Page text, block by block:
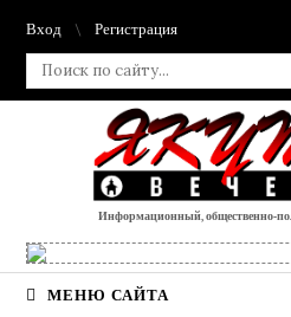
Вход Регистрация
Информационный, общественно-
МЕНЮ САЙТА